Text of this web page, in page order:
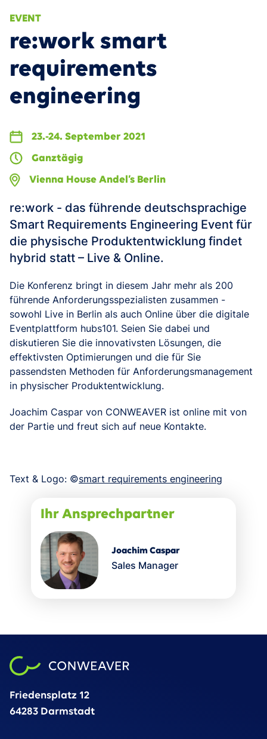
Smart Services & Predictive Maintenance
360° Supply Chain
Smart Product Portfolio Management
Data Fabric
AI/ML
Karriere
Kontakt
EN
EVENT
re:work smart
requirements
engineering
23.-24. September 2021
Ganztägig
Vienna House Andel’s Berlin
re:work - das führende deutschsprachige
Smart Requirements Engineering Event für
die physische Produktentwicklung findet
hybrid statt – Live & Online.
Die Konferenz bringt in diesem Jahr mehr als 200
führende Anforderungsspezialisten zusammen -
sowohl Live in Berlin als auch Online über die digitale
Eventplattform hubs101. Seien Sie dabei und
diskutieren Sie die innovativsten Lösungen, die
effektivsten Optimierungen und die für Sie
passendsten Methoden für Anforderungsmanagement
in physischer Produktentwicklung.
Joachim Caspar von CONWEAVER ist online mit von
der Partie und freut sich auf neue Kontakte.
Text & Logo: ©smart requirements engineering
Ihr Ansprechpartner
Joachim Caspar
Sales Manager
Friedensplatz 12
64283 Darmstadt